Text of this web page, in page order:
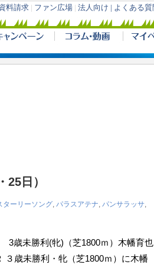
25日）
ターリーソング, パラスアテナ, パンサラッサ,
歳未勝利(牝)（芝1800ｍ）木幡育也
３歳未勝利・牝（芝1800ｍ）に木幡